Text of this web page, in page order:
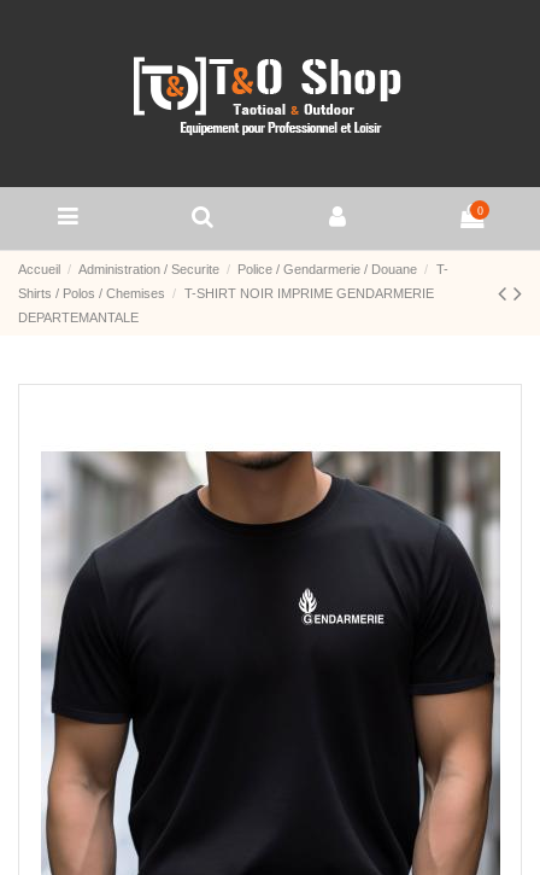
0
Accueil Administration / Securite Police / Gendarmerie / Douane
T-
Shirts / Polos / Chemises
T-SHIRT NOIR IMPRIME GENDARMERIE
DEPARTEMANTALE